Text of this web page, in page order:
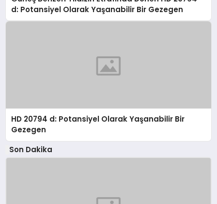
d: Potansiyel Olarak Yaşanabilir Bir Gezegen
HD 20794 d: Potansiyel Olarak Yaşanabilir Bir
Gezegen
Son Dakika